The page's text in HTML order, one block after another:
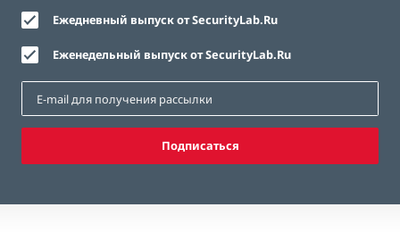
Ежедневный выпуск от SecurityLab.Ru
Еженедельный выпуск от SecurityLab.Ru
Подписаться